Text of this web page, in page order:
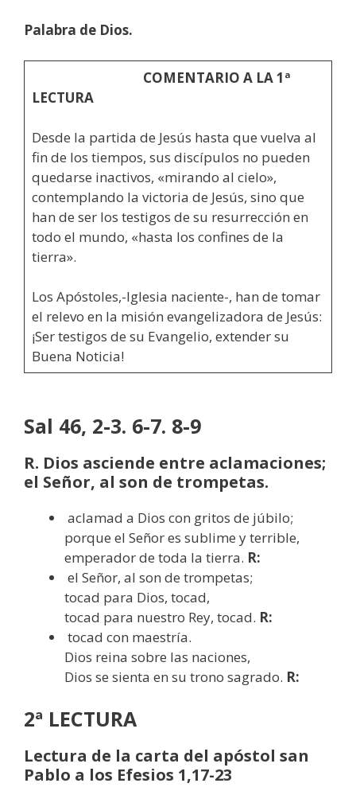
Palabra de Dios.
COMENTARIO A LA 1ª
LECTURA
Desde la partida de Jesús hasta que vuelva al
fin de los tiempos, sus discípulos no pueden
quedarse inactivos, «mirando al cielo»,
contemplando la victoria de Jesús, sino que
han de ser los testigos de su resurrección en
todo el mundo, «hasta los confines de la
tierra».
Los Apóstoles,-Iglesia naciente-, han de tomar
el relevo en la misión evangelizadora de Jesús:
¡Ser testigos de su Evangelio, extender su
Buena Noticia!
Sal 46, 2-3. 6-7. 8-9
R. Dios asciende entre aclamaciones;
el Señor, al son de trompetas.
aclamad a Dios con gritos de júbilo;
porque el Señor es sublime y terrible,
emperador de toda la tierra. R:
el Señor, al son de trompetas;
tocad para Dios, tocad,
tocad para nuestro Rey, tocad. R:
tocad con maestría.
Dios reina sobre las naciones,
Dios se sienta en su trono sagrado. R:
2ª LECTURA
Lectura de la carta del apóstol san
Pablo a los Efesios 1,17-23